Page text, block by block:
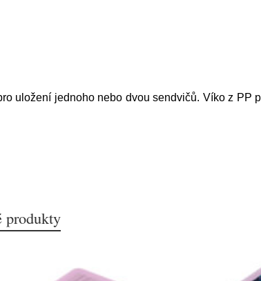
uložení jednoho nebo dvou sendvičů. Víko z PP
produkty